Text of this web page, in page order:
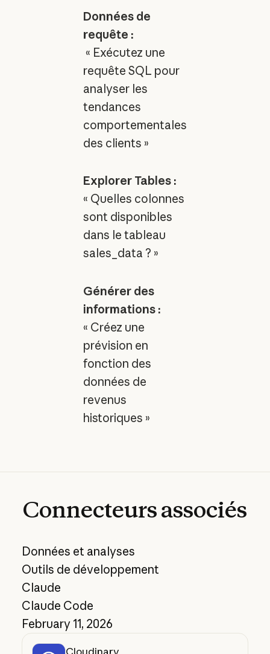
Données de
requête :
« Exécutez une
requête SQL pour
analyser les
tendances
comportementales
des clients »
Explorer Tables :
« Quelles colonnes
sont disponibles
dans le tableau
sales_data ? »
Générer des
informations :
« Créez une
prévision en
fonction des
données de
revenus
historiques »
Connecteursassociés
Données et analyses
Outils de développement
Claude
Claude Code
February 11, 2026
Cloudinary